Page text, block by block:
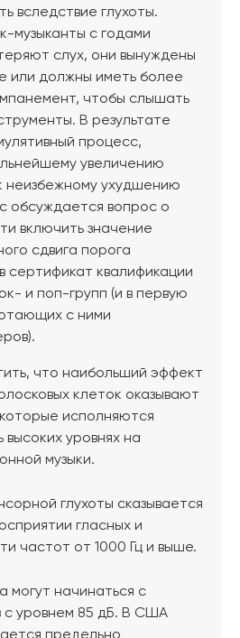
вследствие глухоты.
музыканты с годами
слух, они вынуждены
или должны иметь более
чтобы слышать
В результате
процесс,
увеличению
неизбежному ухудшению
обсуждается вопрос о
включить значение
сдвига порога
сертификат квалификации
и поп-групп (и в первую
с ними
что наибольший эффект
клеток оказывают
исполняются
уровнях на
музыки.
глухоты сказывается
гласных и
частот от 1000 Гц и выше.
могут начинаться с
с уровнем 85 дБ. В США
предельно